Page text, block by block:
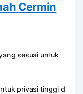
Cermin
sesuai untuk
privasi tinggi di